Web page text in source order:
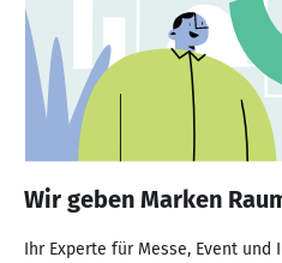
Wir geben Marken
Ihr Experte für Messe, Event